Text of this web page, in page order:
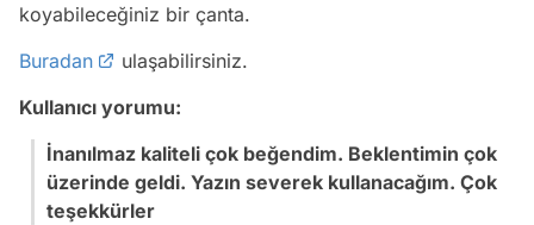
koyabileceğiniz bir çanta.
Buradan
ulaşabilirsiniz.
Kullanıcı yorumu:
İnanılmaz kaliteli çok beğendim. Beklentimin çok
üzerinde geldi. Yazın severek kullanacağım. Çok
teşekkürler